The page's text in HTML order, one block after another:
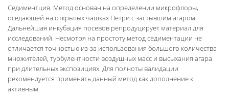
Седиментция. Метод основан на определении микрофлоры,
оседающей на открытых чашках Петри с застывшим агаром.
Дальнейшая инкубация посевов репродуцирует материал для
исследований. Несмотря на простоту метод седиментации не
отличается точностью из-за использования большого количества
множителей, турбулентности воздушных масс и высыхания агара
при длительных экспозициях. Для полноты валидации
рекомендуется применять данный метод как дополнение к
активным.